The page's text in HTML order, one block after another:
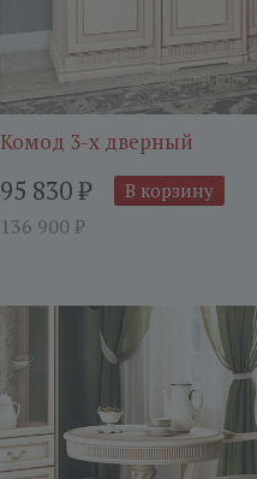
Комод 3-х дверный
95 830₽
136 900 ₽
В корзину